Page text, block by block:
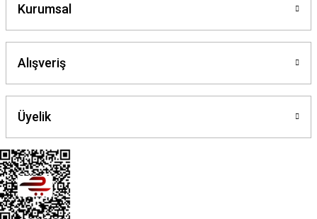
Kurumsal
Alışveriş
Üyelik